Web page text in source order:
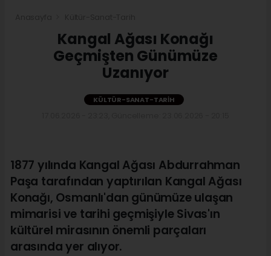
Kangal Ağası Konağı
Geçmişten Günümüze
Uzanıyor
KÜLTÜR-SANAT-TARIH
1877 yılında Kangal Ağası Abdurrahman
Paşa tarafından yaptırılan Kangal Ağası
Konağı, Osmanlı'dan günümüze ulaşan
mimarisi ve tarihi geçmişiyle Sivas'ın
kültürel mirasının önemli parçaları
arasında yer alıyor.